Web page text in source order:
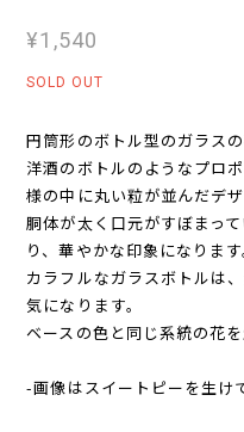
¥1,540
SOLD OUT
円筒形のボトル型のガラスの
洋酒のボトルのようなプロ
様の中に丸い粒が並んだデザ
胴体が太く口元がすぼまっ
り、華やかな印象になります
カラフルなガラスボトルは
気になります。
ベースの色と同じ系統の花
-画像はスイートピーを生け